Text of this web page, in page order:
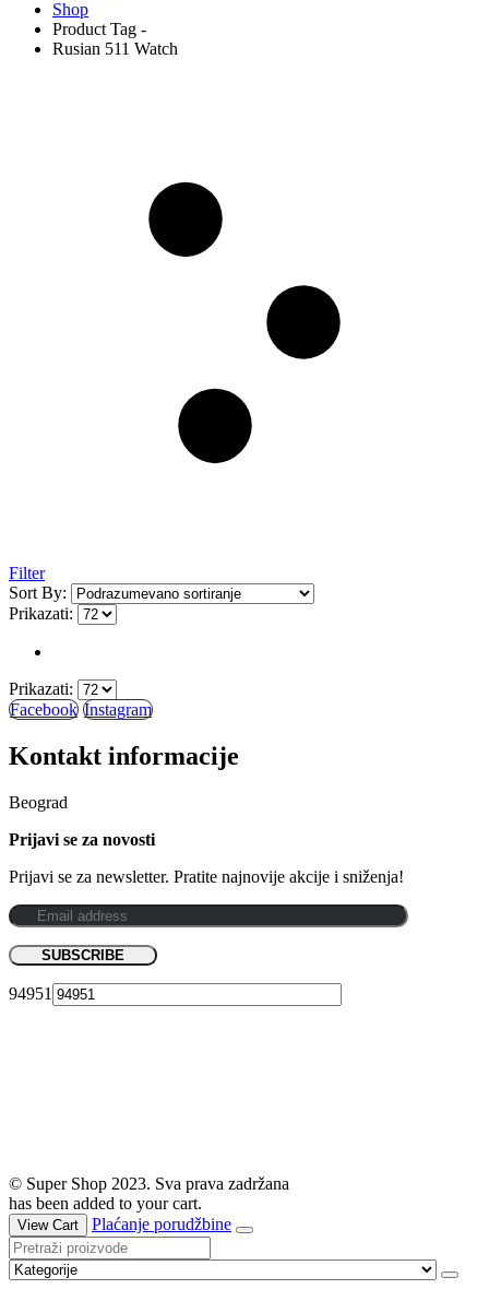
Shop
Product Tag -
Rusian 511 Watch
Filter
Sort By:
Prikazati:
Prikazati:
Facebook Instagram
Kontakt informacije
Beograd
Prijavi se za novosti
Prijavi se za newsletter. Pratite najnovije akcije i sniženja!
94951
© Super Shop 2023. Sva prava zadržana
has been added to your cart.
View Cart Plaćanje porudžbine